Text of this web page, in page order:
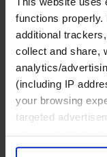
functions properly.
additional
collect and share,
analytics/
(including IP
your browsing
targeted
your consent or,
your data for
工业
化工与过程工
机械与工业技术
汽车与交通设
能源业
金属与矿业
金融服务业
主权财富基金
保险业